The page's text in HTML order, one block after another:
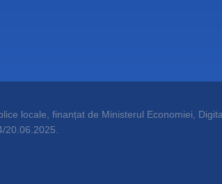
locale, finanțat de Ministerul Economiei,
20.06.2025.